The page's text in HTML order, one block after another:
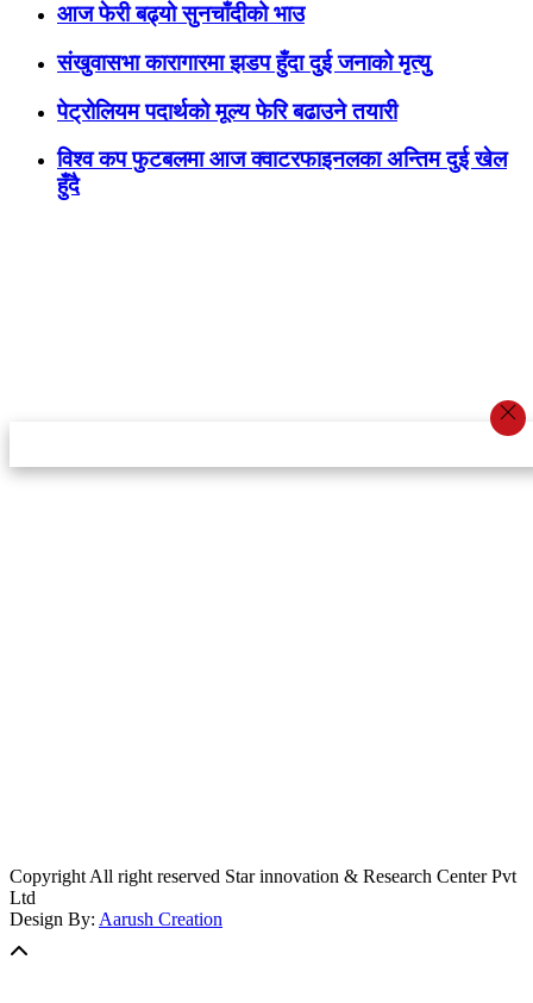
आज फेरी बढ्यो सुनचाँदीको भाउ
संखुवासभा कारागारमा झडप हुँदा दुई जनाको मृत्यु
पेट्रोलियम पदार्थको मूल्य फेरि बढाउने तयारी
विश्व कप फुटबलमा आज क्वाटरफाइनलका अन्तिम दुई खेल
हुँदै
Copyright All right reserved Star innovation & Research Center Pvt
Ltd
Design By: Aarush Creation